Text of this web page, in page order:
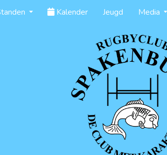
Kalender Jeugd Media